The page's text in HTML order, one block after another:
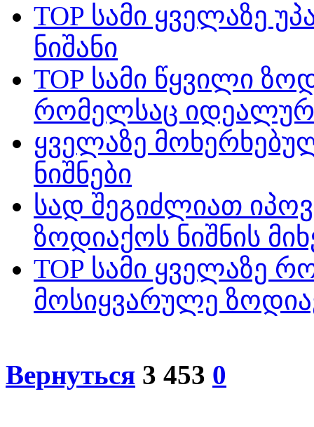
TOP სამი ყველაზე
ნიშანი
TOP სამი წყვილი
რომელსაც
ყველაზე
ნიშნები
სად შეგიძლიათ
ზოდიაქოს ნიშნის
TOP სამი ყველაზე
მოსიყვარულე
Вернуться 3 453 0